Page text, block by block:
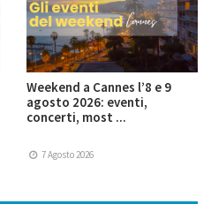
Weekend a Cannes l’8 e 9
agosto 2026: eventi,
concerti, most ...
7 Agosto 2026